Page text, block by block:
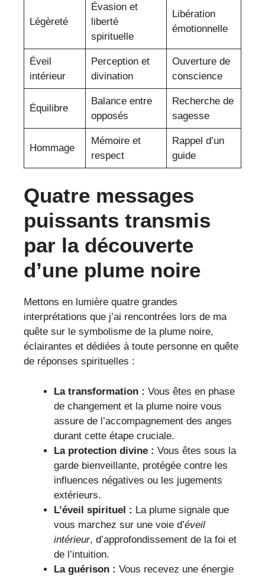
Légèreté
Évasion et
liberté
spirituelle
Libération
émotionnelle
Éveil
intérieur
Perception et
divination
Ouverture de
conscience
Équilibre
Balance entre
opposés
Recherche de
sagesse
Hommage
Mémoire et
respect
Rappel d’un
guide
Quatre messages
puissants transmis
par la découverte
d’une plume noire
Mettons en lumière quatre grandes
interprétations que j’ai rencontrées lors de ma
quête sur le symbolisme de la plume noire,
éclairantes et dédiées à toute personne en quête
de réponses spirituelles :
La transformation : Vous êtes en phase
de changement et la plume noire vous
assure de l’accompagnement des anges
durant cette étape cruciale.
La protection divine : Vous êtes sous la
garde bienveillante, protégée contre les
influences négatives ou les jugements
extérieurs.
L’éveil spirituel : La plume signale que
vous marchez sur une voie d’éveil
intérieur, d’approfondissement de la foi et
de l’intuition.
La guérison : Vous recevez une énergie